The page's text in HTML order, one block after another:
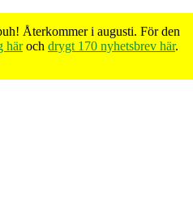
Återkommer i augusti. För den
häroch drygt 170 nyhetsbrev här.